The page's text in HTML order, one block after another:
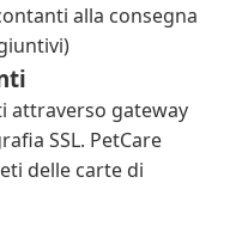
alla consegna
attraverso gateway
SSL. PetCare
delle carte di